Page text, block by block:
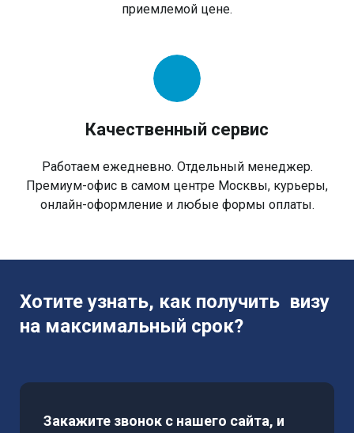
приемлемой цене.
Качественный сервис
Работаем ежедневно. Отдельный менеджер.
Премиум-офис в самом центре Москвы, курьеры,
онлайн-оформление и любые формы оплаты.
Хотите узнать, как получить визу
на максимальный срок?
Закажите звонок с нашего сайта, и